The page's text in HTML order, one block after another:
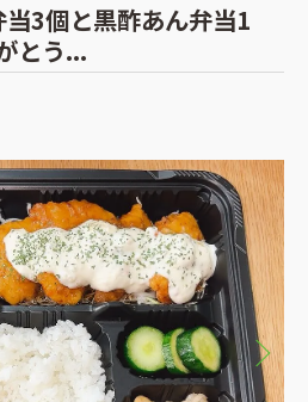
3個と黒酢あん弁当1
とう...